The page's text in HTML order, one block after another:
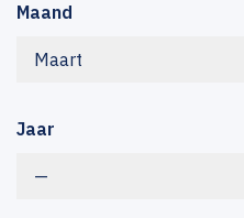
Maand
Maart
Jaar
—